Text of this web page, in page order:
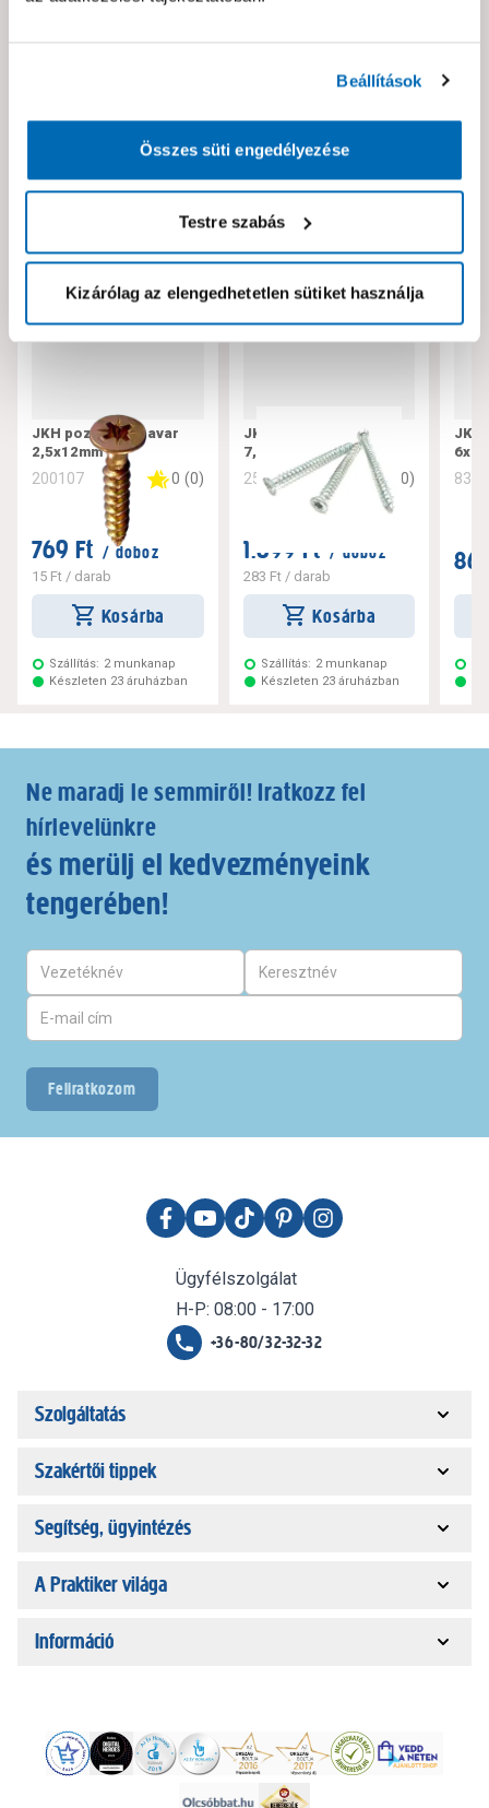
Beállítások
Összes süti engedélyezése
Testre szabás
Kizárólag az elengedhetetlen sütiket használja
Neked ajánljuk!
JKH pozdorjacsavar
2,5x12mm
200107 0 (0)
769 Ft / doboz
15 Ft / darab
Kosárba
Szállítás: 2 munkanap
Készleten 23 áruházban
JKH tokrögzítő csavar
7,5x182
256221 0 0)
1.699 Ft / doboz
283 Ft/ darab
Kosárba
Szállítás: 2 munkanap
Készleten 23 áruházban
JKH
Ne maradj le semmiről! Iratkozz fel
hírlevelünkre
és merülj el kedvezményeink
tengerében!
Feliratkozom
Ügyfélszolgálat
H-P: 08:00 - 17:00
+36-80/32-32-32
Szolgáltatás
Szakértői tippek
Segítség, ügyintézés
A Praktiker világa
Információ